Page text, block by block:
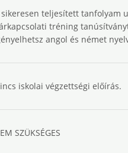
sikeresen teljesített tanfolyam
tréning
angol és német
iskolai végzettségi előírás.
SZÜKSÉGES